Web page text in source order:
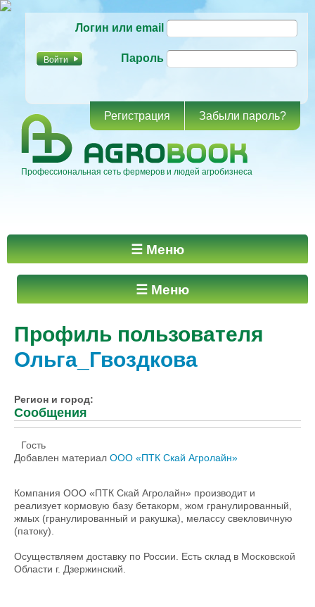
основному
Логин или email
Пароль
Регистрация Забыли пароль?
Профессиональная сеть фермеров и людей агробизнеса
Главное меню ☰ Меню
☰ Меню
Профиль пользователя
Ольга_Гвоздкова
Регион и город:
Сообщения
Гость
Добавлен материал ООО «ПТК Скай Агролайн»
Компания ООО «ПТК Скай Агролайн» производит и
реализует кормовую базу бетакорм, жом гранулированный,
жмых (гранулированный и ракушка), мелассу свекловичную
(патоку).
Осуществляем доставку по России. Есть склад в Московской
Области г. Дзержинский.